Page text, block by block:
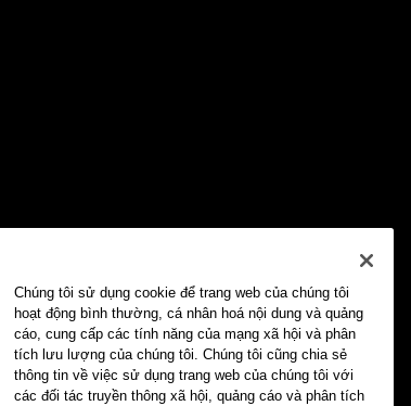
Chúng tôi sử dụng cookie để trang web của chúng tôi
hoạt động bình thường, cá nhân hoá nội dung và quảng
cáo, cung cấp các tính năng của mạng xã hội và phân
tích lưu lượng của chúng tôi. Chúng tôi cũng chia sẻ
thông tin về việc sử dụng trang web của chúng tôi với
các đối tác truyền thông xã hội, quảng cáo và phân tích